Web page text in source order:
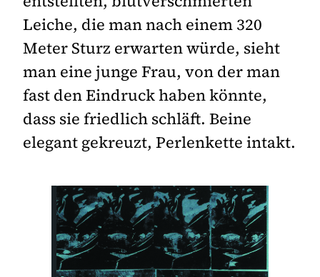
Leiche, die man nach einem 320
Meter Sturz erwarten würde, sieht
man eine junge Frau, von der man
fast den Eindruck haben könnte,
dass sie friedlich schläft. Beine
elegant gekreuzt, Perlenkette intakt.